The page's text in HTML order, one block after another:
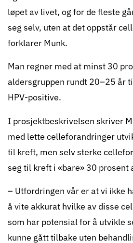
løpet av livet, og for de fleste
seg selv, uten at det oppstår
forklarer Munk.
Man regner med at minst 30
aldersgruppen rundt 20–25 år
HPV-positive.
I prosjektbeskrivelsen skriver
med lette celleforandringer
til kreft, men selv sterke
seg til kreft i «bare» 30 prosent
– Utfordringen vår er at vi ikke
å vite akkurat hvilke av disse
som har potensial for å utvikle
kunne gått tilbake uten